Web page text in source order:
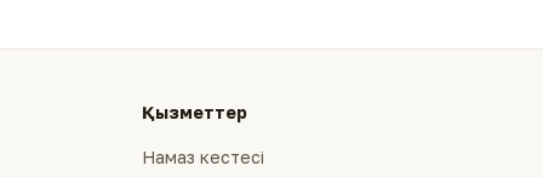
Қызметтер
Намаз кестесі